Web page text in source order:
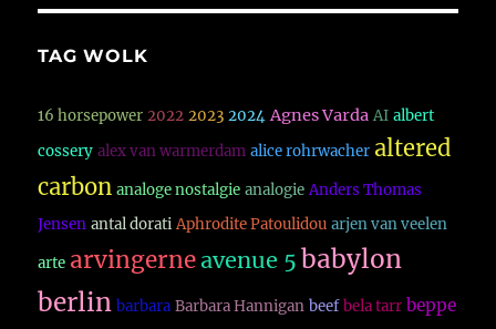
TAG WOLK
16 horsepower 2022 2023 2024 Agnes Varda AI albert
cossery alex van warmerdam alice rohrwacher altered
carbon analoge nostalgie analogie Anders Thomas
Jensen antal dorati Aphrodite Patoulidou arjen van veelen
arte arvingerne avenue 5 babylon
berlin barbara Barbara Hannigan beef bela tarr beppe